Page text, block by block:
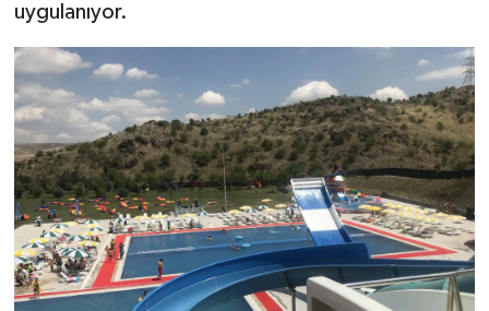
uygulanıyor.